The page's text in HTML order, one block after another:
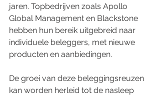
jaren. Topbedrijven zoals Apollo
Global Management en Blackstone
hebben hun bereik uitgebreid naar
individuele beleggers, met nieuwe
producten en aanbiedingen.
De groei van deze beleggingsreuzen
kan worden herleid tot de nasleep